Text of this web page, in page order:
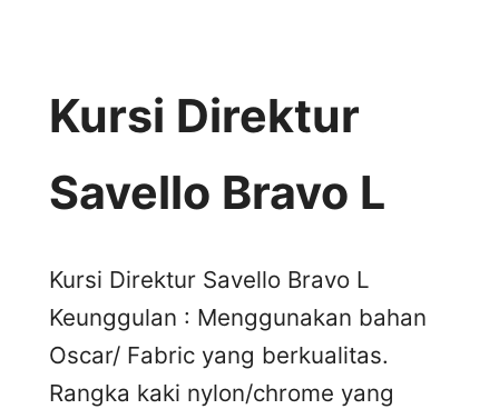
Kursi Direktur
Savello Bravo L
Kursi Direktur Savello Bravo L
Keunggulan : Menggunakan bahan
Oscar/ Fabric yang berkualitas.
Rangka kaki nylon/chrome yang